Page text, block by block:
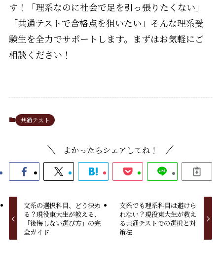
す！「理系なのに社会で足を引っ張りたくない」
「共通テストで合格点を狙いたい」そんな理系受
験生を全力でサポートします。まずはお気軽にご
相談ください！
共通テスト
よかったらシェアしてね！
文系の選択科目、どう決め
る？現役東大生が教える、
「後悔しない選び方」の完
全ガイド
文系でも理系科目は避けら
れない？現役東大生が教え
る共通テストでの選択と対
策法